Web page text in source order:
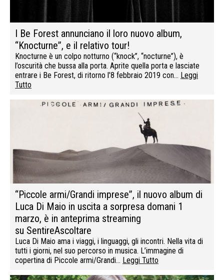
I Be Forest annunciano il loro nuovo album,
“Knocturne”, e il relativo tour!
Knocturne è un colpo notturno (“knock”, “nocturne”), è
l’oscurità che bussa alla porta. Aprite quella porta e lasciate
entrare i Be Forest, di ritorno l’8 febbraio 2019 con… Leggi
Tutto
“Piccole armi/Grandi imprese”, il nuovo album di
Luca Di Maio in uscita a sorpresa domani 1
marzo, è in anteprima streaming
su SentireAscoltare
Luca Di Maio ama i viaggi, i linguaggi, gli incontri. Nella vita di
tutti i giorni, nel suo percorso in musica. L’immagine di
copertina di Piccole armi/Grandi… Leggi Tutto